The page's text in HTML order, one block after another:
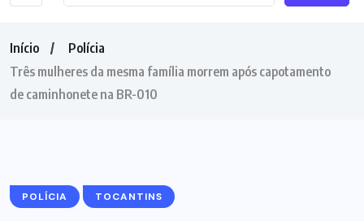
Início
Polícia
Três mulheres da mesma família morrem após capotamento
de caminhonete na BR-010
POLÍCIA TOCANTINS